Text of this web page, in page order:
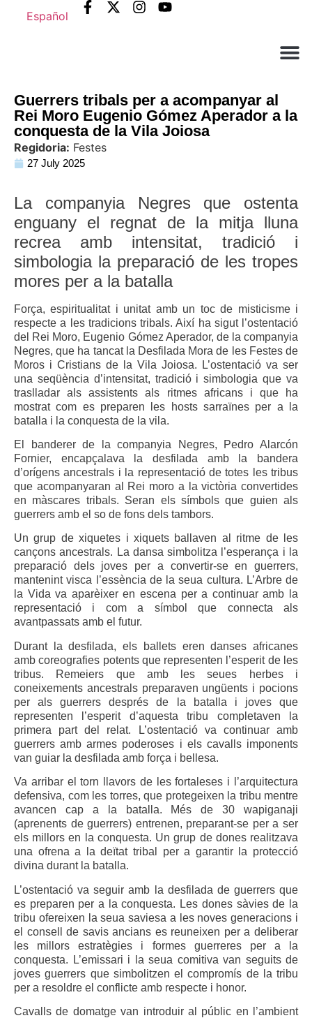
Español
Guerrers tribals per a acompanyar al
Rei Moro Eugenio Gómez Aperador a la
conquesta de la Vila Joiosa
Regidoria: Festes
27 July 2025
La companyia Negres que ostenta
enguany el regnat de la mitja lluna
recrea amb intensitat, tradició i
simbologia la preparació de les tropes
mores per a la batalla
Força, espiritualitat i unitat amb un toc de misticisme i
respecte a les tradicions tribals. Així ha sigut l’ostentació
del Rei Moro, Eugenio Gómez Aperador, de la companyia
Negres, que ha tancat la Desfilada Mora de les Festes de
Moros i Cristians de la Vila Joiosa. L’ostentació va ser
una seqüència d’intensitat, tradició i simbologia que va
traslladar als assistents als ritmes africans i que ha
mostrat com es preparen les hosts sarraïnes per a la
batalla i la conquesta de la vila.
El banderer de la companyia Negres, Pedro Alarcón
Fornier, encapçalava la desfilada amb la bandera
d’orígens ancestrals i la representació de totes les tribus
que acompanyaran al Rei moro a la victòria convertides
en màscares tribals. Seran els símbols que guien als
guerrers amb el so de fons dels tambors.
Un grup de xiquetes i xiquets ballaven al ritme de les
cançons ancestrals. La dansa simbolitza l’esperança i la
preparació dels joves per a convertir-se en guerrers,
mantenint visca l’essència de la seua cultura. L’Arbre de
la Vida va aparèixer en escena per a continuar amb la
representació i com a símbol que connecta als
avantpassats amb el futur.
Durant la desfilada, els ballets eren danses africanes
amb coreografies potents que representen l’esperit de les
tribus. Remeiers que amb les seues herbes i
coneixements ancestrals preparaven ungüents i pocions
per als guerrers després de la batalla i joves que
representen l’esperit d’aquesta tribu completaven la
primera part del relat. L’ostentació va continuar amb
guerrers amb armes poderoses i els cavalls imponents
van guiar la desfilada amb força i bellesa.
Va arribar el torn llavors de les fortaleses i l’arquitectura
defensiva, com les torres, que protegeixen la tribu mentre
avancen cap a la batalla. Més de 30 wapiganaji
(aprenents de guerrers) entrenen, preparant-se per a ser
els millors en la conquesta. Un grup de dones realitzava
una ofrena a la deïtat tribal per a garantir la protecció
divina durant la batalla.
L’ostentació va seguir amb la desfilada de guerrers que
es preparen per a la conquesta. Les dones sàvies de la
tribu ofereixen la seua saviesa a les noves generacions i
el consell de savis ancians es reuneixen per a deliberar
les millors estratègies i formes guerreres per a la
conquesta. L’emissari i la seua comitiva van seguits de
joves guerrers que simbolitzen el compromís de la tribu
per a resoldre el conflicte amb respecte i honor.
Cavalls de domatge van introduir al públic en l’ambient